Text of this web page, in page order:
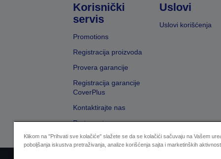
Korisnički
servis
Promotions
Registracija proizvoda
Provera garancije
Registracija garancije
CoverPlus
Kontaktirajte nas
Pretraga trgovaca
Uslovi
Uslovi korišćenja
Klikom na "Prihvati sve kolačiće" slažete se da se kolačići sačuvaju na Vašem
poboljšanja iskustva pretraživanja, analize korišćenja sajta i marketinških